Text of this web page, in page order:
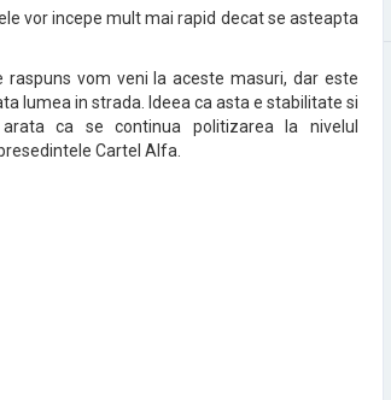
vor incepe mult mai rapid decat se asteapta
vom veni la aceste masuri, dar este
lumea in strada. Ideea ca asta e stabilitate si
ca se continua politizarea la nivelul
Cartel Alfa.